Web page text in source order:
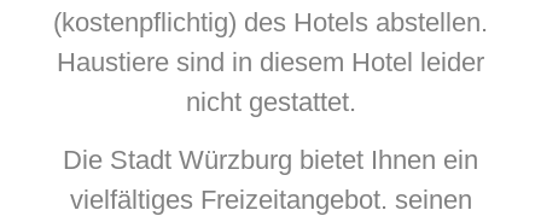
(kostenpflichtig) des Hotels abstellen.
Haustiere sind in diesem Hotel leider
nicht gestattet.
Die Stadt Würzburg bietet Ihnen ein
vielfältiges Freizeitangebot. seinen